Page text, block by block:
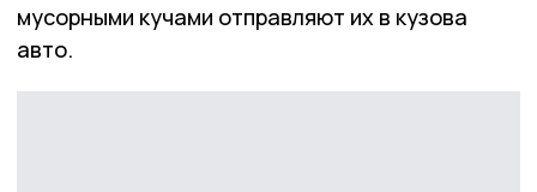
мусорными кучами отправляют их в кузова
авто.